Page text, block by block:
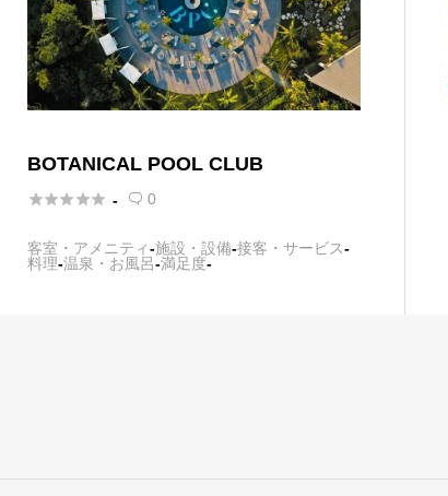
BOTANICAL POOL CLUB
 -  0
客室・アメニティ-施設・設備-接客・サービス-
料理-温泉・お風呂-満足度-